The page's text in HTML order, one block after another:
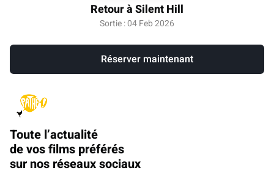
Retour à Silent Hill
Sortie : 04 Feb 2026
Réserver maintenant
Toute l’actualité
de vos films préférés
sur nos réseaux sociaux